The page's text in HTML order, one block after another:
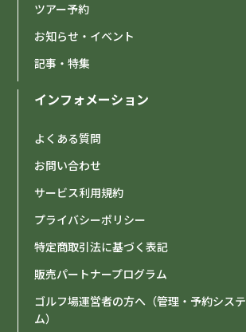
ツアー予約
お知らせ・イベント
記事・特集
インフォメーション
よくある質問
お問い合わせ
サービス利用規約
プライバシーポリシー
特定商取引法に基づく表記
販売パートナープログラム
ゴルフ場運営者の方へ（管理・予約システ
ム）